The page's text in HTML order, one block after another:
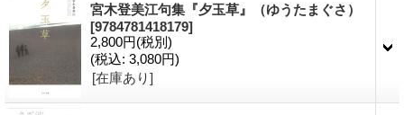
宮木登美江句集『夕玉草』（ゆうたまぐさ）
[9784781418179]
2,800円(税別)
(税込: 3,080円)
[在庫あり]